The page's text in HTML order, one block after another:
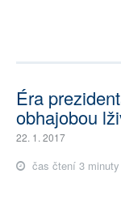
Éra
obhajobou
22. 1. 2017
čas čtení 3 minuty